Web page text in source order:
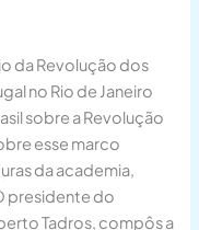
da Revolução dos
no Rio de Janeiro
sobre a Revolução
esse marco
da academia,
presidente do
Tadros, compôs a